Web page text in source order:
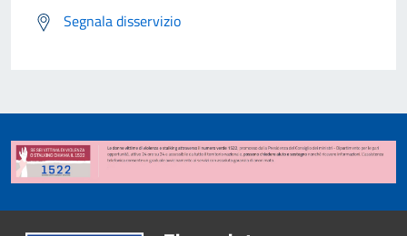
Segnala disservizio